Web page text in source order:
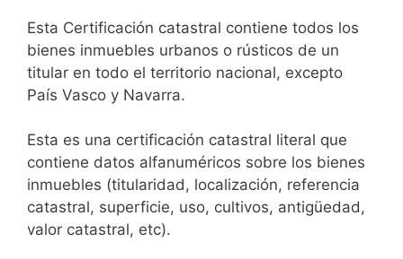
Esta Certificación catastral contiene todos los
bienes inmuebles urbanos o rústicos de un
titular en todo el territorio nacional, excepto
País Vasco y Navarra.
Esta es una certificación catastral literal que
contiene datos alfanuméricos sobre los bienes
inmuebles (titularidad, localización, referencia
catastral, superficie, uso, cultivos, antigüedad,
valor catastral, etc).